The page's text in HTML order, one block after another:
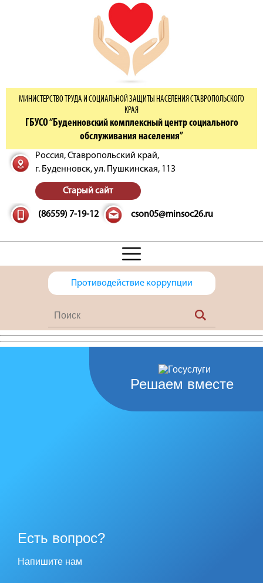
МИНИСТЕРСТВО ТРУДА И СОЦИАЛЬНОЙ ЗАЩИТЫ НАСЕЛЕНИЯ СТАВРОПОЛЬСКОГО
КРАЯ
ГБУСО “Буденновский комплексный центр социального
обслуживания населения”
Россия, Ставропольский край,
г. Буденновск,ул. Пушкинская, 113
Старый сайт
(86559) 7-19-12 cson05@minsoc26.ru
Противодействие коррупции
Решаем вместе
Есть вопрос?
Напишите нам